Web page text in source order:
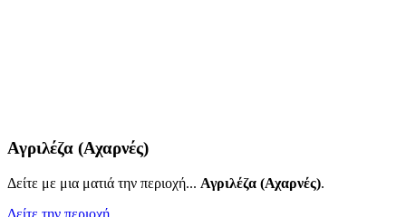
Αγριλέζα (Αχαρνές)
Δείτε με μια ματιά την περιοχή... Αγριλέζα (Αχαρνές).
Δείτε την περιοχή